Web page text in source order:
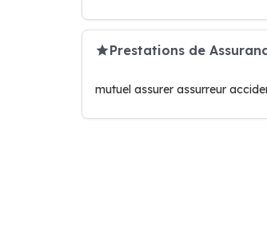
Prestations de
mutuel assurer assurreur